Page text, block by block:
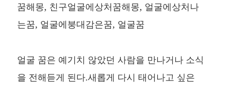
꿈해몽, 친구얼굴에상처꿈해몽, 얼굴에상처나
는꿈, 얼굴에붕대감은꿈, 얼굴꿈
얼굴 꿈은 예기치 않았던 사람을 만나거나 소식
을 전해듣게 된다.새롭게 다시 태어나고 싶은